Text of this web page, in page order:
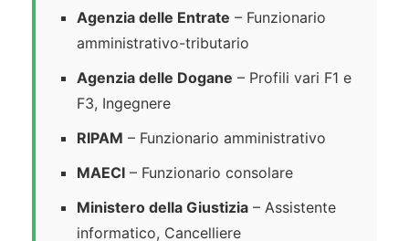
Agenzia delle Entrate – Funzionario
amministrativo-tributario
Agenzia delle Dogane – Profili vari F1 e
F3, Ingegnere
RIPAM – Funzionario amministrativo
MAECI – Funzionario consolare
Ministero della Giustizia – Assistente
informatico, Cancelliere